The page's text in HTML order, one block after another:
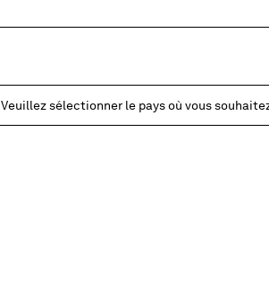
Veuillez sélectionner le pays où vous